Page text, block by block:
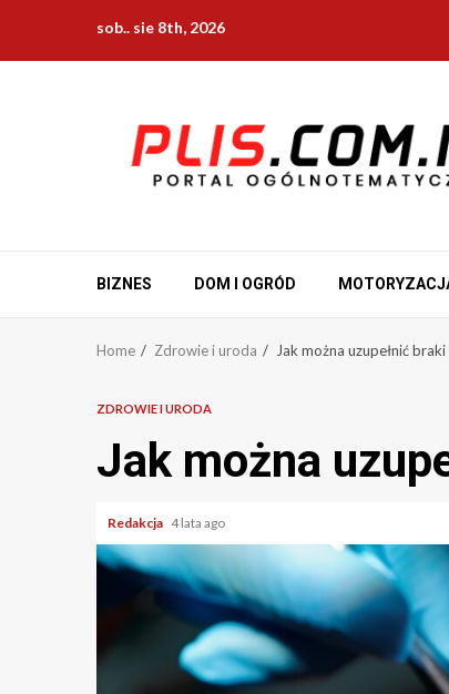
content
sob.. sie 8th, 2026
BIZNES DOM I OGRÓD
Home Zdrowie i uroda Jak można uzupełnić
ZDROWIE I URODA
Jak można
Redakcja 4 lata ago